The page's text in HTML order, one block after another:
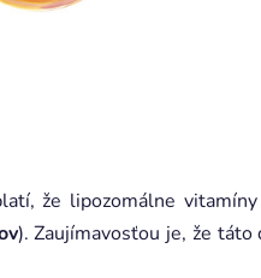
že lipozomálne
). Zaujímavosťou je, že táto